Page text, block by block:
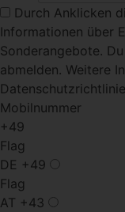
Durch Anklicken
Informationen über
Sonderangebote.
abmelden. Weitere
Mobilnummer
+49
Flag
DE +49
Flag
AT +43